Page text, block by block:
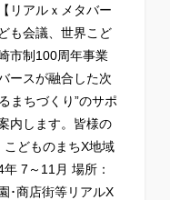
リアルｘメタバー
も会議、世界こど
市制100周年事業
ースが融合した次
まちづくり”のサポ
内します。皆様の
どものまちX地域
7～11月 場所：
･商店街等リアルX